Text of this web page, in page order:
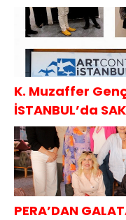
K. Muzaffer
İSTANBUL’da
PERA’DAN GALATA’YA